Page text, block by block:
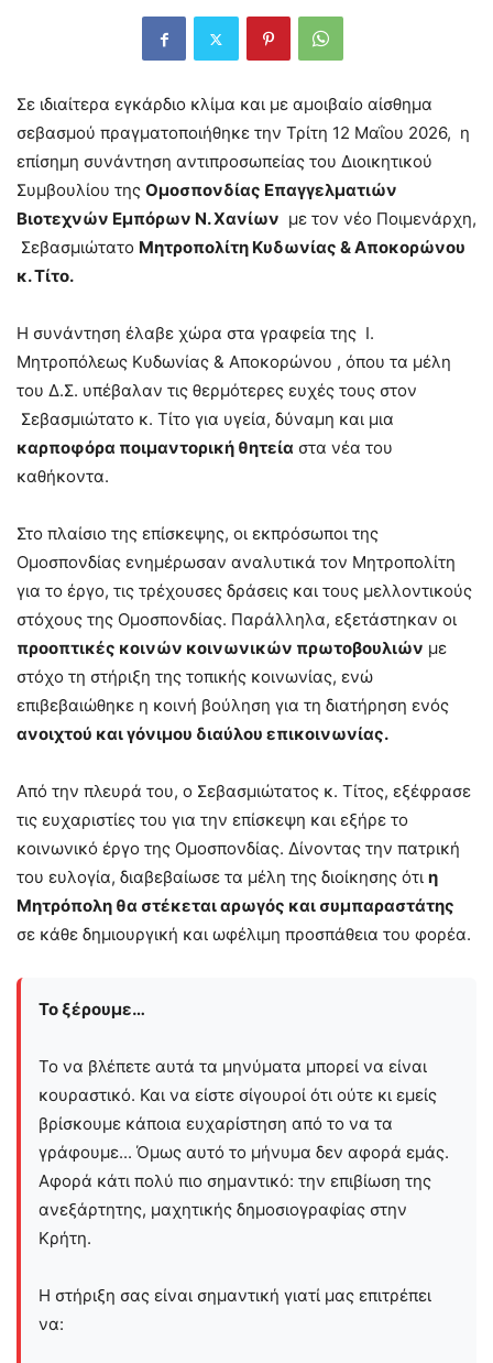
Σε ιδιαίτερα εγκάρδιο κλίμα και με αμοιβαίο αίσθημα
σεβασμού πραγματοποιήθηκε την Τρίτη 12 Μαΐου 2026, η
επίσημη συνάντηση αντιπροσωπείας του Διοικητικού
Συμβουλίου της Ομοσπονδίας Επαγγελματιών
Βιοτεχνών Εμπόρων Ν. Χανίων με τον νέο Ποιμενάρχη,
Σεβασμιώτατο Μητροπολίτη Κυδωνίας & Αποκορώνου
κ. Τίτο.
Η συνάντηση έλαβε χώρα στα γραφεία της Ι.
Μητροπόλεως Κυδωνίας & Αποκορώνου , όπου τα μέλη
του Δ.Σ. υπέβαλαν τις θερμότερες ευχές τους στον
Σεβασμιώτατο κ. Τίτο για υγεία, δύναμη και μια
καρποφόρα ποιμαντορική θητεία στα νέα του
καθήκοντα.
Στο πλαίσιο της επίσκεψης, οι εκπρόσωποι της
Ομοσπονδίας ενημέρωσαν αναλυτικά τον Μητροπολίτη
για το έργο, τις τρέχουσες δράσεις και τους μελλοντικούς
στόχους της Ομοσπονδίας. Παράλληλα, εξετάστηκαν οι
προοπτικές κοινών κοινωνικών πρωτοβουλιών με
στόχο τη στήριξη της τοπικής κοινωνίας, ενώ
επιβεβαιώθηκε η κοινή βούληση για τη διατήρηση ενός
ανοιχτού και γόνιμου διαύλου επικοινωνίας.
Από την πλευρά του, ο Σεβασμιώτατος κ. Τίτος, εξέφρασε
τις ευχαριστίες του για την επίσκεψη και εξήρε το
κοινωνικό έργο της Ομοσπονδίας. Δίνοντας την πατρική
του ευλογία, διαβεβαίωσε τα μέλη της διοίκησης ότι η
Μητρόπολη θα στέκεται αρωγός και συμπαραστάτης
σε κάθε δημιουργική και ωφέλιμη προσπάθεια του φορέα.
Το ξέρουμε…
Το να βλέπετε αυτά τα μηνύματα μπορεί να είναι
κουραστικό. Και να είστε σίγουροί ότι ούτε κι εμείς
βρίσκουμε κάποια ευχαρίστηση από το να τα
γράφουμε... Όμως αυτό το μήνυμα δεν αφορά εμάς.
Αφορά κάτι πολύ πιο σημαντικό: την επιβίωση της
ανεξάρτητης, μαχητικής δημοσιογραφίας στην
Kρήτη.
Η στήριξη σας είναι σημαντική γιατί μας επιτρέπει
να: